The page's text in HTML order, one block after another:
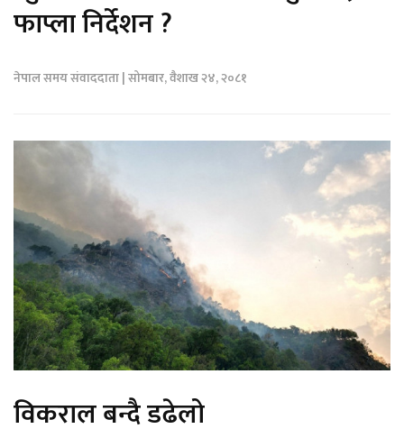
फाप्ला निर्देशन ?
नेपाल समय संवाददाता | सोमबार, वैशाख २४, २०८१
विकराल बन्दै डढेलो